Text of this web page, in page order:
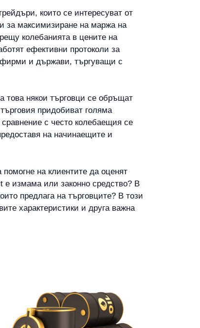
които се интересуват от
за максимизиране на маржа на
колебанията в цените на
ефективни протоколи за
фирми и държави, търгуващи с
това някои търговци се обръщат
придобиват голяма
с често колебаещия се
на начинаещите и
на клиентите да оценят
е измама или законно средство? В
предлага на търговците? В този
характеристики и друга важна